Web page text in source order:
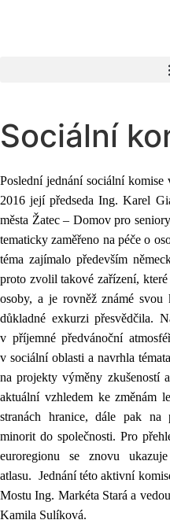
Sociální
Poslední jednání sociální
2016 její předseda Ing. Karel
města Žatec – Domov pro
tematicky zaměřeno na péče o
téma zajímalo především
proto zvolil takové zařízení,
osoby, a je rovněž známé
důkladné exkurzi přesvědčila.
v příjemné předvánoční
v sociální oblasti a navrhla
na projekty výměny zkušeností
aktuální vzhledem ke změnám
stranách hranice, dále pak na
minorit do společnosti. Pro
euroregionu se znovu
atlasu. Jednání této aktivní
Mostu Ing. Markéta Stará a
Kamila Sulíková.